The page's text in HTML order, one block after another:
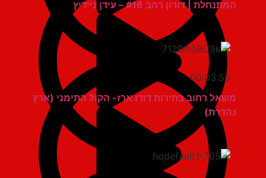
המתנחלת | דורון רהב #16 – עידן ניידיץ
00:03:55
משאל רחוב בחירות דודו ארז- הקול התימני (ארץ
נהדרת)